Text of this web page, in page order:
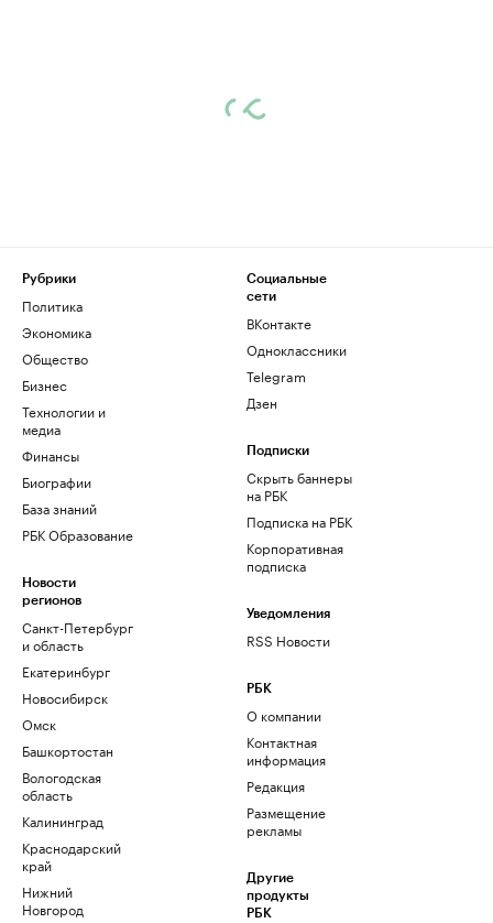
Рубрики
Политика
Экономика
Общество
Бизнес
Технологии и
медиа
Финансы
Биографии
База знаний
РБК Образование
Новости
регионов
Санкт-Петербург
и область
Екатеринбург
Новосибирск
Омск
Башкортостан
Вологодская
область
Калининград
Краснодарский
край
Нижний
Новгород
Социальные
сети
ВКонтакте
Одноклассники
Telegram
Дзен
Подписки
Скрыть баннеры
на РБК
Подписка на РБК
Корпоративная
подписка
Уведомления
RSS Новости
РБК
О компании
Контактная
информация
Редакция
Размещение
рекламы
Другие
продукты
РБК